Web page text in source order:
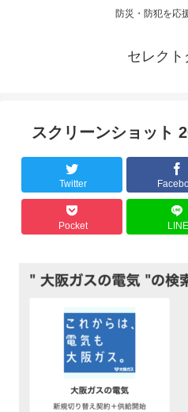
防災・防犯を応
セレクト
スクリーンショット
Twitter
Pocket LINE